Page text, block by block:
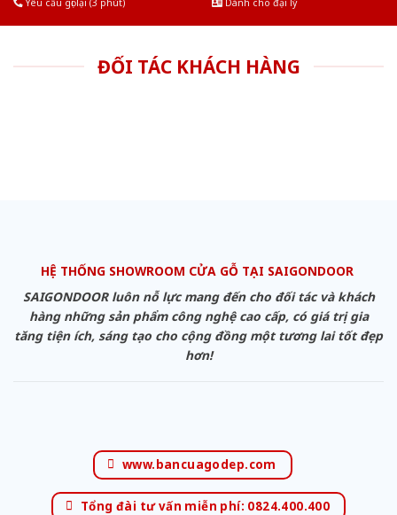
Yêu cầu gọi lại (3 phút)
Dành cho đại lý
ĐỐI TÁC KHÁCH HÀNG
HỆ THỐNG SHOWROOM CỬA GỖ TẠI SAIGONDOOR
SAIGONDOOR luôn nỗ lực mang đến cho đối tác và khách
hàng những sản phẩm công nghệ cao cấp, có giá trị gia
tăng tiện ích, sáng tạo cho cộng đồng một tương lai tốt đẹp
hơn!
www.bancuagodep.com
Tổng đài tư vấn miễn phí: 0824.400.400